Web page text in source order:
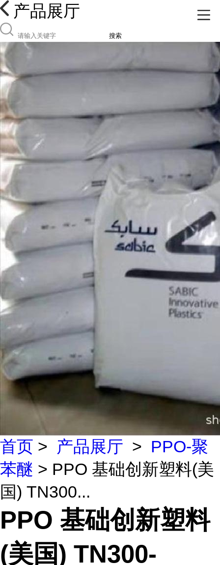
产品展厅
搜索
首页 > 产品展厅 > PPO-聚
苯醚 > PPO 基础创新塑料(美
国) TN300...
PPO 基础创新塑料
(美国) TN300-